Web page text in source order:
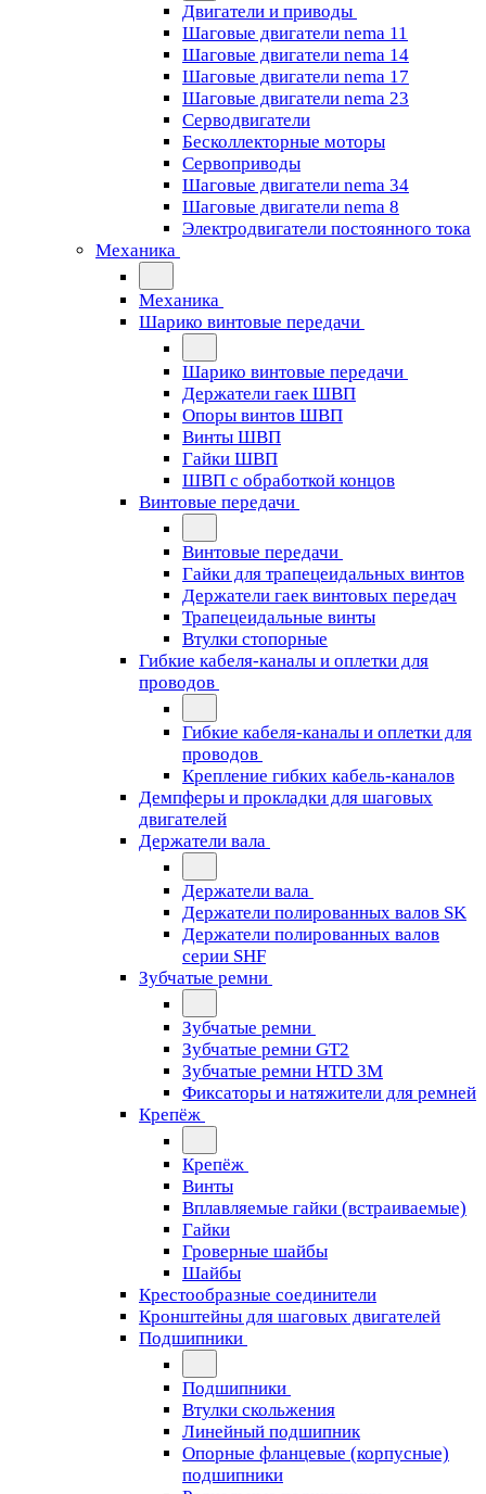
Двигатели и приводы
Шаговые двигатели nema 11
Шаговые двигатели nema 14
Шаговые двигатели nema 17
Шаговые двигатели nema 23
Cерводвигатели
Бесколлекторные моторы
Сервоприводы
Шаговые двигатели nema 34
Шаговые двигатели nema 8
Электродвигатели постоянного тока
Механика
Механика
Шарико винтовые передачи
Шарико винтовые передачи
Держатели гаек ШВП
Опоры винтов ШВП
Винты ШВП
Гайки ШВП
ШВП с обработкой концов
Винтовые передачи
Винтовые передачи
Гайки для трапецеидальных винтов
Держатели гаек винтовых передач
Трапецеидальные винты
Втулки стопорные
Гибкие кабеля-каналы и оплетки для
проводов
Гибкие кабеля-каналы и оплетки для
проводов
Крепление гибких кабель-каналов
Демпферы и прокладки для шаговых
двигателей
Держатели вала
Держатели вала
Держатели полированных валов SK
Держатели полированных валов
серии SHF
Зубчатые ремни
Зубчатые ремни
Зубчатые ремни GT2
Зубчатые ремни HTD 3M
Фиксаторы и натяжители для ремней
Крепёж
Крепёж
Винты
Вплавляемые гайки (встраиваемые)
Гайки
Гроверные шайбы
Шайбы
Крестообразные соединители
Кронштейны для шаговых двигателей
Подшипники
Подшипники
Втулки скольжения
Линейный подшипник
Опорные фланцевые (корпусные)
подшипники